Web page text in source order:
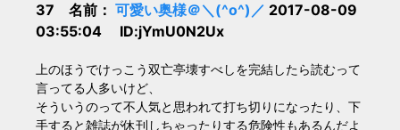
37 名前： 可愛い奥様＠＼(^o^)／ 2017-08-09
03:55:04 ID:jYmU0N2Ux
上のほうでけっこう双亡亭壊すべしを完結したら読むって
言ってる人多いけど、
そういうのって不人気と思われて打ち切りになったり、下
手すると雑誌が休刊しちゃったりする危険性もあるんだよ